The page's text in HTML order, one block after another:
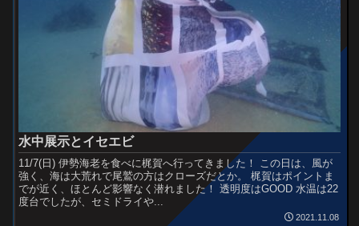
水中展示とイセエビ
11/7(日) 伊勢海老を食べに梶賀へ行ってきました！ この日は、風が
強く、海は大荒れで尾鷲の方はクローズだとか。 梶賀はポイントま
でが近く、ほとんど影響なく潜れました！ 透明度はGOOD 水温は22
度台でしたが、セミドライや...
2021.11.08